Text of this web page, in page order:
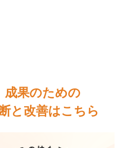
成果のための
と改善はこちら